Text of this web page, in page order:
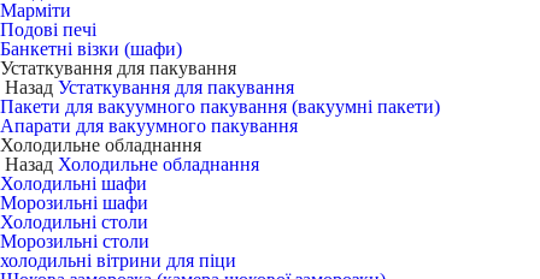
Марміти
Подові печі
Банкетні візки (шафи)
Устаткування для пакування
Назад Устаткування для пакування
Пакети для вакуумного пакування (вакуумні пакети)
Апарати для вакуумного пакування
Холодильне обладнання
Назад Холодильне обладнання
Холодильні шафи
Морозильні шафи
Холодильні столи
Морозильні столи
холодильні вітрини для піци